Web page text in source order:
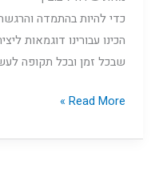
כדי להיות בהתמדה
הכינו עבורינו דוגמאות
שבכל זמן ובכל תקופה
Read More »